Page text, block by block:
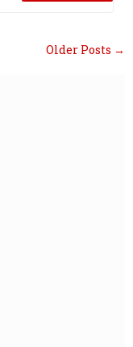
Older Posts →